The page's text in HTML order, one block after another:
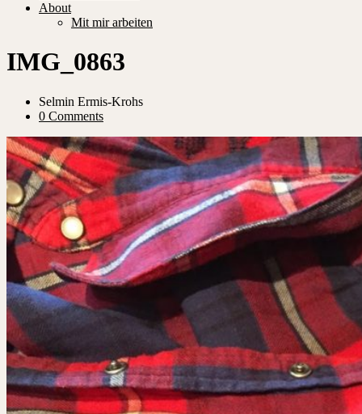
About
Mit mir arbeiten
IMG_0863
Selmin Ermis-Krohs
0 Comments